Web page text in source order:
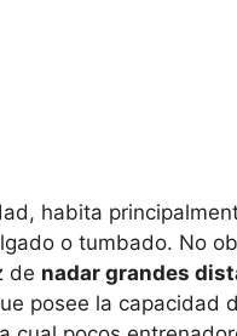
habita
o tumbado. No
de nadar grandes
posee la capacidad